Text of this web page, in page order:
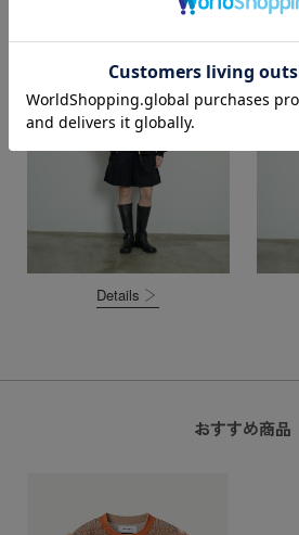
Details
おすすめ商品